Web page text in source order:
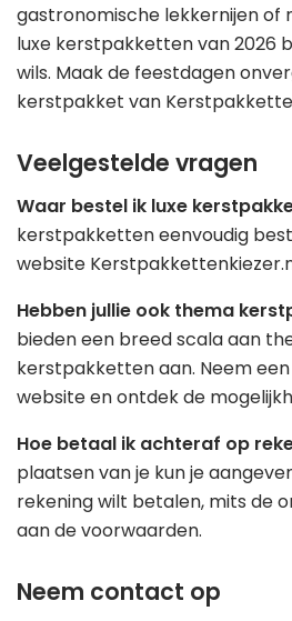
gastronomische lekkernijen of
luxe kerstpakketten van 2026
wils. Maak de feestdagen
kerstpakket van
Veelgestelde vragen
Waar bestel ik luxe
kerstpakketten eenvoudig
website
Hebben jullie ook thema
bieden een breed scala aan
kerstpakketten aan. Neem
website en ontdek de
Hoe betaal ik achteraf op
plaatsen van je kun je
rekening wilt betalen, mits de
aan de voorwaarden.
Neem contact op